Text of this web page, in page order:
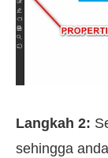
Langkah 2:
sehingga